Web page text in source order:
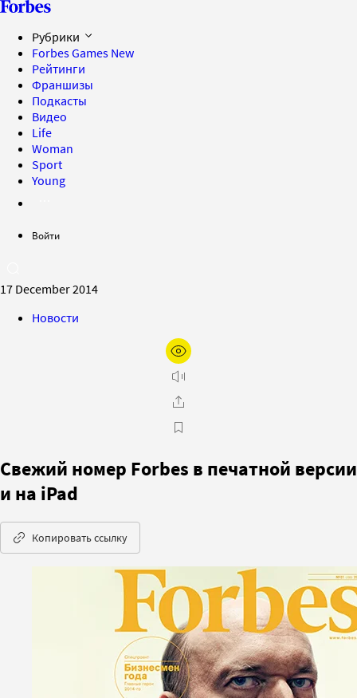
Рубрики
Forbes Games New
Рейтинги
Франшизы
Подкасты
Видео
Life
Woman
Sport
Young
Войти
17 December 2014
Новости
Свежий номер Forbes в печатной версии
и на iPad
Копировать ссылку